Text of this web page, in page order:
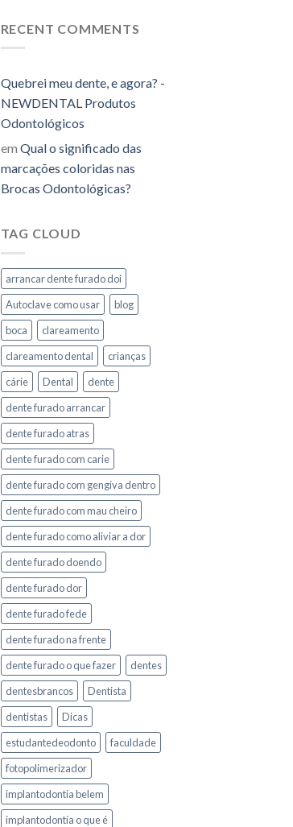
RECENT COMMENTS
Quebrei meu dente, e agora? -
NEWDENTAL Produtos
Odontológicos
em Qual o significado das
marcações coloridas nas
Brocas Odontológicas?
TAG CLOUD
arrancar dente furado doi
Autoclave como usar
blog
boca
clareamento
clareamento dental
crianças
cárie
Dental
dente
dente furado arrancar
dente furado atras
dente furado com carie
dente furado com gengiva dentro
dente furado com mau cheiro
dente furado como aliviar a dor
dente furado doendo
dente furado dor
dente furado fede
dente furado na frente
dente furado o que fazer
dentes
dentesbrancos
Dentista
dentistas
Dicas
estudantedeodonto
faculdade
fotopolimerizador
implantodontia belem
implantodontia o que é